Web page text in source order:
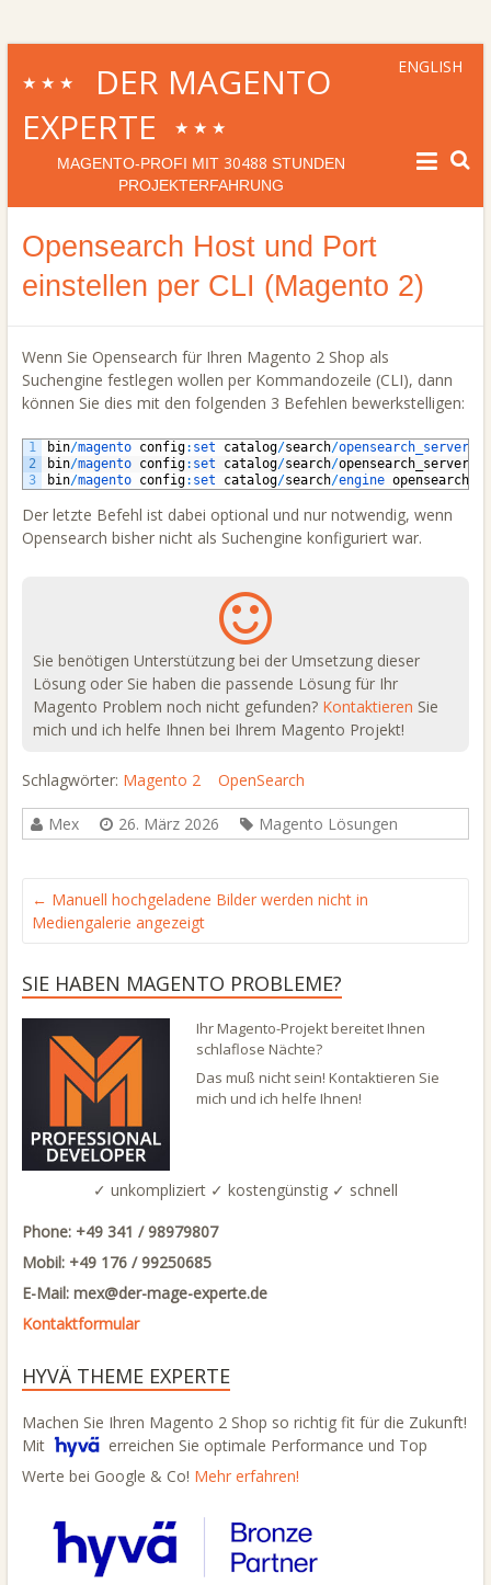
★★★
DER MAGENTO
EXPERTE
★★★
MAGENTO-PROFI MIT 30488 STUNDEN
PROJEKTERFAHRUNG
ENGLISH
Opensearch Host und Port
einstellen per CLI (Magento 2)
Wenn Sie Opensearch für Ihren Magento 2 Shop als
Suchengine festlegen wollen per Kommandozeile (CLI), dann
können Sie dies mit den folgenden 3 Befehlen bewerkstelligen:
1
2
3
bin/magento config: set catalog/search/
bin/magento config: set catalog/search/
bin/magento config: set catalog/search/engine opensearch
Der letzte Befehl ist dabei optional und nur notwendig, wenn
Opensearch bisher nicht als Suchengine konfiguriert war.
Sie benötigen Unterstützung bei der Umsetzung dieser
Lösung oder Sie haben die passende Lösung für Ihr
Magento Problem noch nicht gefunden? Kontaktieren Sie
mich und ich helfe Ihnen bei Ihrem Magento Projekt!
Schlagwörter: Magento 2 OpenSearch
Mex 26. März 2026 Magento Lösungen
← Manuell hochgeladene Bilder werden nicht in
Mediengalerie angezeigt
SIE HABEN MAGENTO PROBLEME?
Ihr Magento-Projekt bereitet Ihnen
schlaflose Nächte?
Das muß nicht sein! Kontaktieren Sie
mich und ich helfe Ihnen!
✓ unkompliziert ✓ kostengünstig ✓ schnell
Phone: +49 341 / 98979807
Mobil: +49 176 / 99250685
E-Mail: mex@der-mage-experte.de
Kontaktformular
HYVÄ THEME EXPERTE
Machen Sie Ihren Magento 2 Shop so richtig fit für die Zukunft!
Mit
erreichen Sie optimale Performance und Top
Werte bei Google & Co! Mehr erfahren!